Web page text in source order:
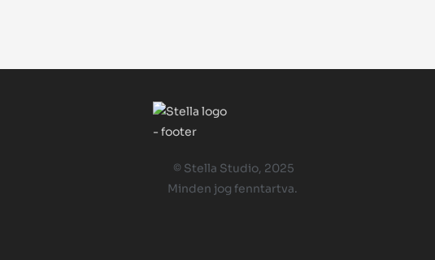
© Stella Studio, 2025
Minden jog fenntartva.